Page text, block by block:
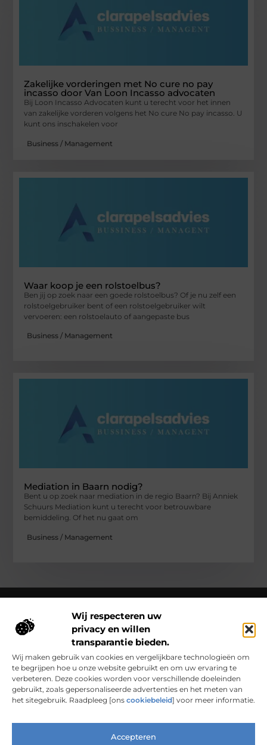
Wij respecteren uw
privacy en willen
transparantie bieden.
Wij maken gebruik van cookies en vergelijkbare technologieën om
te begrijpen hoe u onze website gebruikt en om uw ervaring te
verbeteren. Deze cookies worden voor verschillende doeleinden
gebruikt, zoals gepersonaliseerde advertenties en het meten van
het sitegebruik. Raadpleeg [ons cookiebeleid] voor meer informatie.
Accepteren
Zakelijke vorderingen met No cure no pay
incasso door Van Loon Incasso advocaten
Bij Loon Incasso Advocaten kunt u terecht voor het innen
van zakelijke vorderen volgens het No cure No pay incasso. U
kunt ons inschakelen voor
Business / Management
Waar koop je een rolstoelbus?
Ben jij op zoek naar een goede rolstoelbus? Of je nu zelf een
rolstoelgebruiker bent of een rolstoelgebruiker wilt
vervoeren: een rolstoelauto of aangepaste bus
Business / Management
Mediation in Baarn nodig?
Bent u op zoek naar mediation in de regio Baarn? Bij Anniek
Schuurs Mediation kunt u terecht voor betrouwbare
bemiddeling. Of het nu gaat om
Business / Management
Over Clarapelsadvies
Clarapelsadvies.nl – Een wereld vol verhalen en inzichten.
Ontdek inspirerende blogs en artikelen over alles wat het
dagelijks leven boeiend maakt.
Bericht categorie